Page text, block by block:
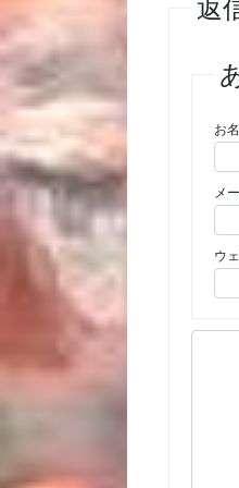
返
お
メ
ウ